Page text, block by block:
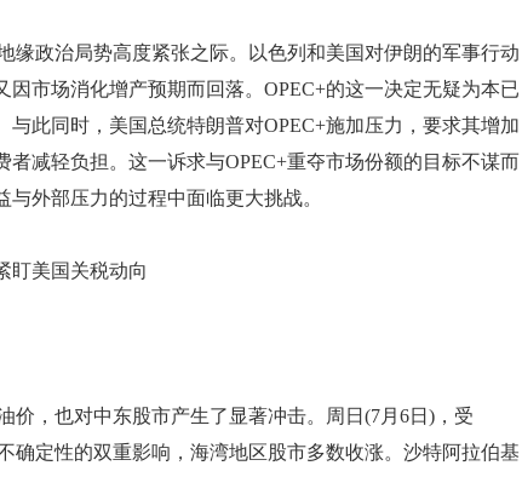
政治局势高度紧张之际。以色列和美国对伊朗的军事行动
市场消化增产预期而回落。OPEC+的这一决定无疑为本已
此同时，美国总统特朗普对OPEC+施加压力，要求其增加
者减轻负担。这一诉求与OPEC+重夺市场份额的目标不谋而
外部压力的过程中面临更大挑战。
美国关税动向
，也对中东股市产生了显著冲击。周日(7月6日)，受
确定性的双重影响，海湾地区股市多数收涨。沙特阿拉伯基